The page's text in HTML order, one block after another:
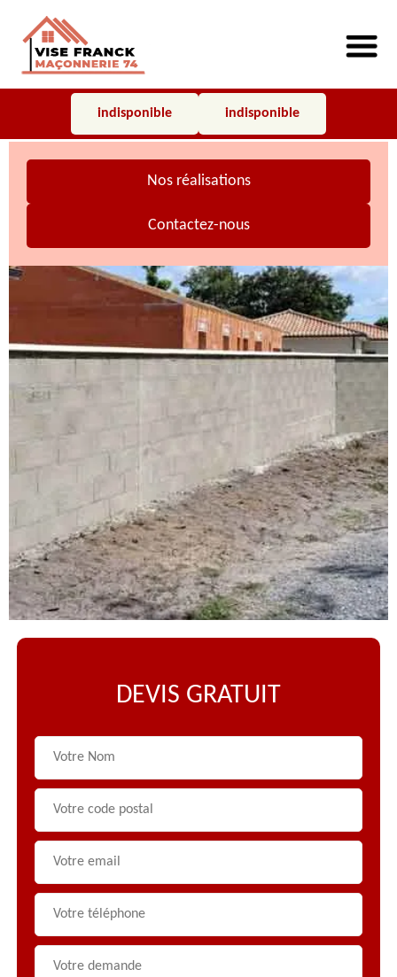
indisponible indisponible
Nos réalisations
Contactez-nous
DEVIS GRATUIT